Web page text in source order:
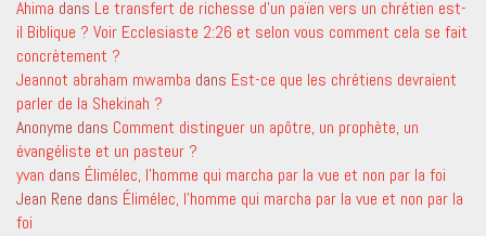
Ahima dans Le transfert de richesse d’un païen vers un chrétien est-
il Biblique ? Voir Ecclesiaste 2:26 et selon vous comment cela se fait
concrètement ?
Jeannot abraham mwamba dans Est-ce que les chrétiens devraient
parler de la Shekinah ?
Anonyme dans Comment distinguer un apôtre, un prophète, un
évangéliste et un pasteur ?
yvan dans Élimélec, l’homme qui marcha par la vue et non par la foi
Jean Rene dans Élimélec, l’homme qui marcha par la vue et non par la
foi